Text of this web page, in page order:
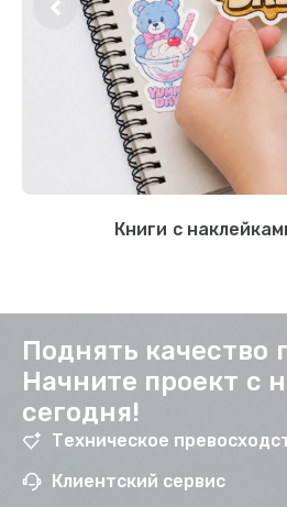
Книги с
Поднять качество
Начните проект с
сегодня!
Техническое
Клиентский сервис